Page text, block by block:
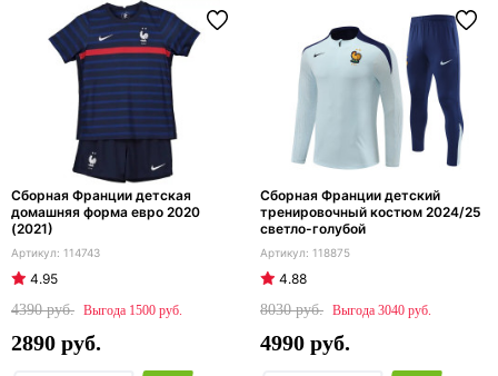
Сборная Франции детская
домашняя форма евро 2020
(2021)
114743
4.95
4390
1500
2890
Сборная Франции детский
тренировочный костюм 2024/25
светло-голубой
118875
4.88
8030
3040
4990